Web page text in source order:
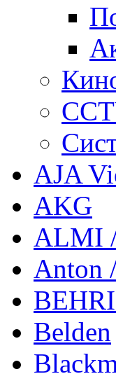
AJA
AKG
ALMI
Anton
Belden